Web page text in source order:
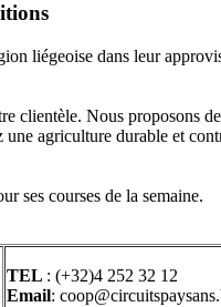
liégeoise dans leur
clientèle. Nous proposons
agriculture durable et
ses courses de la semaine.
TEL : (+32)4 252 32 12
Email: